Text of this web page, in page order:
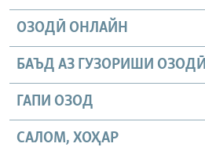
ОЗОДӢ ОНЛАЙН
БАЪД АЗ ГУЗОРИШИ ОЗОДӢ
ГАПИ ОЗОД
САЛОМ, ХОҲАР